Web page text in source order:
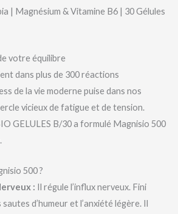
| Magnésium & Vitamine B6 | 30 Gélules
votre équilibre
dans plus de 300 réactions
de la vie moderne puise dans nos
vicieux de fatigue et de tension.
GELULES B/30 a formulé Magnisio 500
500 ?
: Il régule l’influx nerveux. Fini
d’humeur et l’anxiété légère. Il